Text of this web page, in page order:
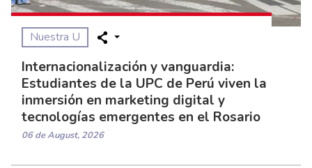
Nuestra U
Internacionalización y vanguardia:
Estudiantes de la UPC de Perú viven la
inmersión en marketing digital y
tecnologías emergentes en el Rosario
06 de August, 2026